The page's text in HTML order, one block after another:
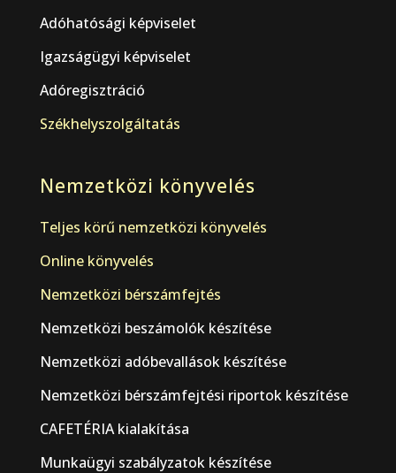
Adóhatósági képviselet
Igazságügyi képviselet
Adóregisztráció
Székhelyszolgáltatás
Nemzetközi könyvelés
Teljes körű nemzetközi könyvelés
Online könyvelés
Nemzetközi bérszámfejtés
Nemzetközi beszámolók készítése
Nemzetközi adóbevallások készítése
Nemzetközi bérszámfejtési riportok készítése
CAFETÉRIA kialakítása
Munkaügyi szabályzatok készítése